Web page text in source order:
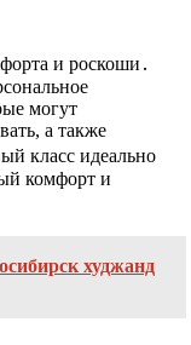
и роскоши․
могут
а также
класс идеально
комфорт и
худжанд